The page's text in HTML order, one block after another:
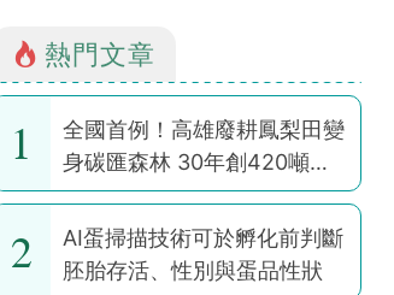
熱門文章
1
全國首例！高雄廢耕鳳梨田變
身碳匯森林 30年創420噸碳
權
2
AI蛋掃描技術可於孵化前判斷
胚胎存活、性別與蛋品性狀